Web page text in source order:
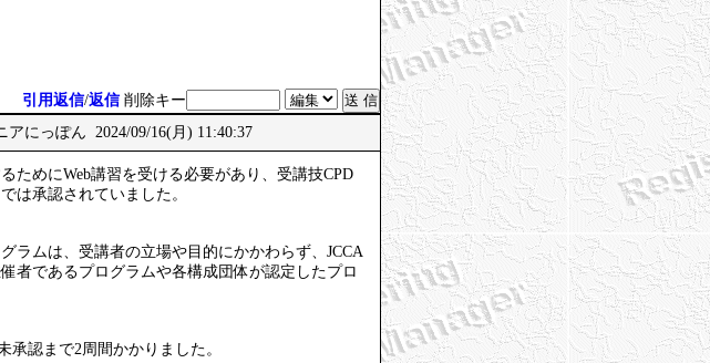
引用返信/返信 削除キー
アにっぽん 2024/09/16(月) 11:40:37
ためにWeb講習を受ける必要があり、受講技CPD
は承認されていました。
ラムは、受講者の立場や目的にかかわらず、JCCA
者であるプログラムや各構成団体が認定したプロ
承認まで2周間かかりました。